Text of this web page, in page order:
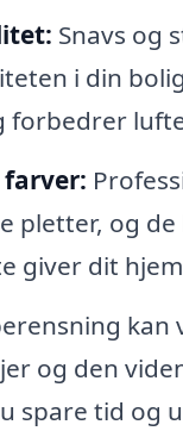
Snavs og
i din
forbedrer
pletter, og
giver dit
og den
spare tid og